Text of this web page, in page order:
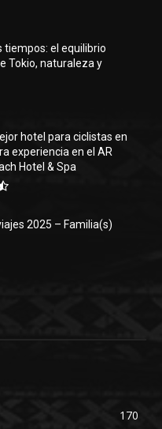
tiempos: el equilibrio
Tokio, naturaleza y
hotel para ciclistas en
experiencia en el AR
Hotel & Spa
2025 – Familia(s)
170